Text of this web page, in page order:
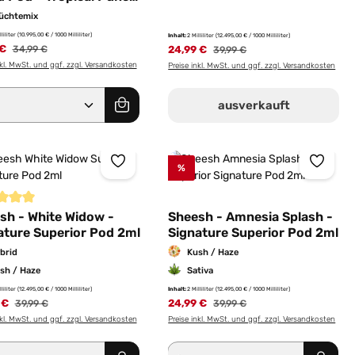
benutze die Schaltflächen um die
Wert ein oder benutze die
(10.995,00 € / 1000 Milliliter)
Regulärer Preis:
34,99 €
MwSt. und ggf. zzgl. Versandkosten
Anzahl: Gib den gewünschten
Inhalt:2 Milliliter(12.495,00 € / 1000 Milliliter)
24,99 € Regulärer Preis:
39,99 €
Preise inkl. MwSt. und ggf. zzgl. Versandkosten
ausverkauft
Bewertung von 5 von 5 Sternen
- White Widow -
Superior Pod 2ml
/ Haze
(12.495,00 € / 1000 Milliliter)
€ Regulärer Preis:
39,99 €
MwSt. und ggf. zzgl. Versandkosten
%
Sheesh - Amnesia Splash -
Signature Superior Pod 2ml
Kush / Haze
Sativa
Inhalt:2 Milliliter(12.495,00 € / 1000 Milliliter)
24,99 € Regulärer Preis:
39,99 €
Preise inkl. MwSt. und ggf. zzgl. Versandkosten